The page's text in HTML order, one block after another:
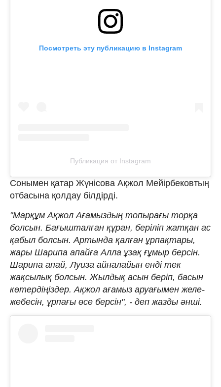
Посмотреть эту публикацию в Instagram
Публикация от Instagram
Сонымен қатар Жүнісова Ақжол Мейірбековтың
отбасына қолдау білдірді.
"Марқұм Ақжол Ағамыздың топырағы торқа
болсын. Бағышталған құран, беріліп жатқан ас
қабыл болсын. Артында қалған ұрпақтары,
жары Шарипа апайға Алла ұзақ ғұмыр берсін.
Шарипа апай, Луиза айналайын енді тек
жақсылық болсын. Жылдық асын беріп, басын
көтердіңіздер. Ақжол ағамыз аруағымен желе-
жебесін, ұрпағы өсе берсін", - деп жазды әнші.